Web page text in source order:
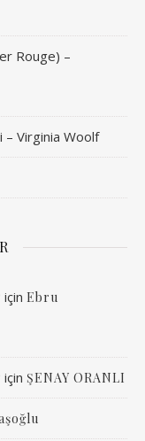
Rouge) –
– Virginia Woolf
için Ebru
için ŞENAY ORANLI